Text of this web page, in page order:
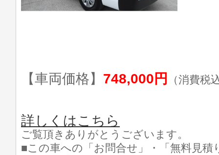
【車両価格】 748,000円 （消費税
詳しくはこちら
ご覧頂きありがとうございます。
■この車への「お問合せ」・「無料見積